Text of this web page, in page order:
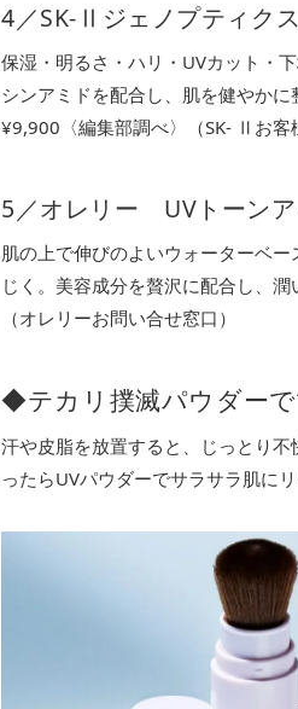
4／SK-Ⅱジェノプティク
保湿・明るさ・ハリ・UVカット・
シンアミドを配合し、肌を健やか
¥9,900〈編集部調べ〉（SK- Ⅱお客
5／オレリー UVトーン
肌の上で伸びのよいウォーターベ
じく。美容成分を贅沢に配合し、
（オレリーお問い合せ窓口）
◆テカリ撲滅パウダー
汗や皮脂を放置すると、じっとり
ったらUVパウダーでサラサラ肌に